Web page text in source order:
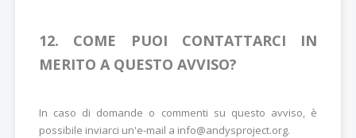
12. COME PUOI CONTATTARCI IN
MERITO A QUESTO AVVISO?
In caso di domande o commenti su questo avviso, è
possibile inviarci un'e-mail a info@andysproject.org.